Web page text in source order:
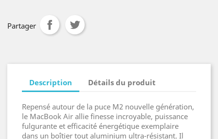
Partager
Description Détails du produit
Repensé autour de la puce M2 nouvelle génération,
le MacBook Air allie finesse incroyable, puissance
fulgurante et efficacité énergétique exemplaire
dans un boîtier tout aluminium ultra-résistant. Il